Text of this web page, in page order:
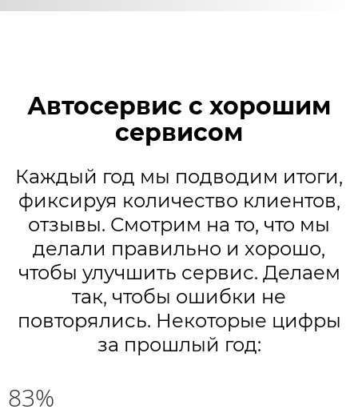
Автосервис с хорошим
сервисом
Каждый год мы подводим итоги,
фиксируя количество клиентов,
отзывы. Смотрим на то, что мы
делали правильно и хорошо,
чтобы улучшить сервис. Делаем
так, чтобы ошибки не
повторялись. Некоторые цифры
за прошлый год:
83%